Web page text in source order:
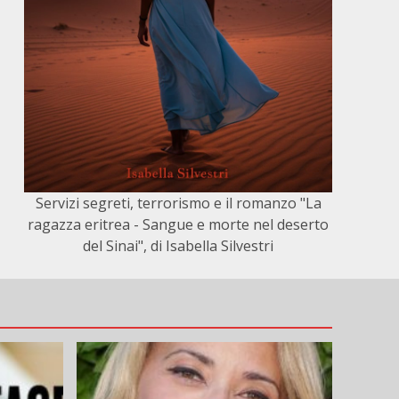
Servizi segreti, terrorismo e il romanzo "La
ragazza eritrea - Sangue e morte nel deserto
del Sinai", di Isabella Silvestri